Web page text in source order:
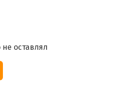
оставлял